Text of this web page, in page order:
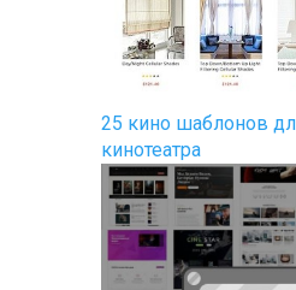
25 кино шаблонов
кинотеатра